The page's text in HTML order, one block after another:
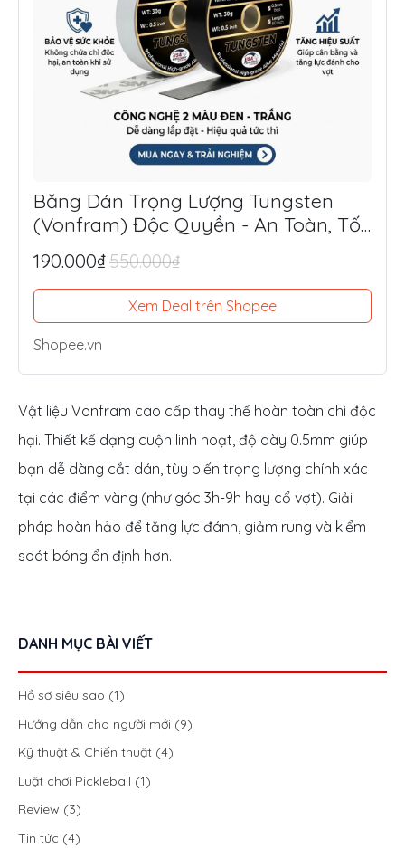
Băng Dán Trọng Lượng Tungsten
(Vonfram) Độc Quyền - An Toàn, Tối
Ưu Lực Đánh, Điểm Ngọt
190.000₫550.000₫
Xem Deal trên Shopee
Shopee.vn
Vật liệu Vonfram cao cấp thay thế hoàn toàn chì độc
hại. Thiết kế dạng cuộn linh hoạt, độ dày 0.5mm giúp
bạn dễ dàng cắt dán, tùy biến trọng lượng chính xác
tại các điểm vàng (như góc 3h-9h hay cổ vợt). Giải
pháp hoàn hảo để tăng lực đánh, giảm rung và kiểm
soát bóng ổn định hơn.
DANH MỤC BÀI VIẾT
Hồ sơ siêu sao (1)
Hướng dẫn cho người mới (9)
Kỹ thuật & Chiến thuật (4)
Luật chơi Pickleball (1)
Review (3)
Tin tức (4)